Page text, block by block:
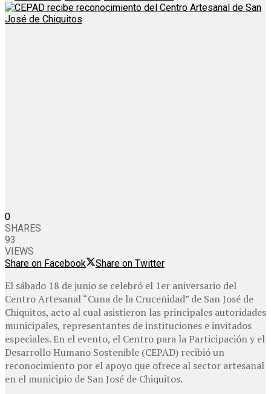
0
SHARES
93
VIEWS
Share on Facebook
Share on Twitter
El sábado 18 de junio se celebró el 1er aniversario del
Centro Artesanal “Cuna de la Cruceñidad” de San José de
Chiquitos, acto al cual asistieron las principales autoridades
municipales, representantes de instituciones e invitados
especiales. En el evento, el Centro para la Participación y el
Desarrollo Humano Sostenible (CEPAD) recibió un
reconocimiento por el apoyo que ofrece al sector artesanal
en el municipio de San José de Chiquitos.